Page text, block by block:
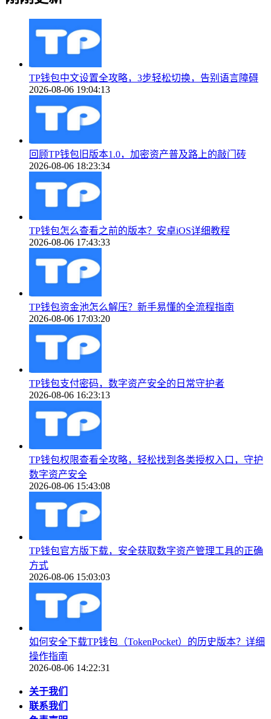
TP钱包中文设置全攻略，3步轻松切换，告别语言障碍
2026-08-06 19:04:13
回顾TP钱包旧版本1.0，加密资产普及路上的敲门砖
2026-08-06 18:23:34
TP钱包怎么查看之前的版本？安卓iOS详细教程
2026-08-06 17:43:33
TP钱包资金池怎么解压？新手易懂的全流程指南
2026-08-06 17:03:20
TP钱包支付密码，数字资产安全的日常守护者
2026-08-06 16:23:13
TP钱包权限查看全攻略，轻松找到各类授权入口，守护
数字资产安全
2026-08-06 15:43:08
TP钱包官方版下载，安全获取数字资产管理工具的正确
方式
2026-08-06 15:03:03
如何安全下载TP钱包（TokenPocket）的历史版本？详细
操作指南
2026-08-06 14:22:31
关于我们
联系我们